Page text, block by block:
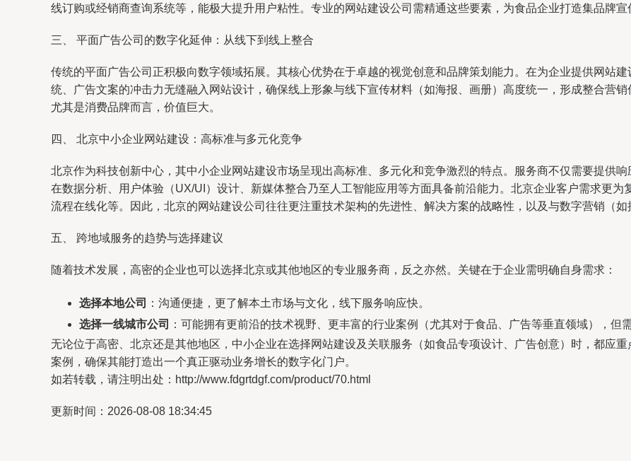
线订购或经销商查询系统等，能极大提升用户粘性。专业的网站建设公司需精通这些要素，为食品企业打造集品牌宣
三、 平面广告公司的数字化延伸：从线下到线上整合
传统的平面广告公司正积极向数字领域拓展。其核心优势在于卓越的视觉创意和品牌策划能力。在为企业提供网站
统、广告文案的冲击力无缝融入网站设计，确保线上形象与线下宣传材料（如海报、画册）高度统一，形成整合营
尤其是消费品牌而言，价值巨大。
四、 北京中小企业网站建设：高标准与多元化竞争
北京作为科技创新中心，其中小企业网站建设市场呈现出高标准、多元化和竞争激烈的特点。服务商不仅需要提供
在数据分析、用户体验（UX/UI）设计、新媒体整合乃至人工智能应用等方面具备前沿能力。北京企业客户需求更
流程在线化等。因此，北京的网站建设公司往往更注重技术架构的先进性、解决方案的战略性，以及与数字营销（如
五、 跨地域服务的趋势与选择建议
随着技术发展，高密的企业也可以选择北京或其他地区的专业服务商，反之亦然。关键在于企业需明确自身需求：
选择本地公司
：沟通便捷，更了解本土市场与文化，线下服务响应快。
选择一线城市公司
：可能拥有更前沿的技术视野、更丰富的行业案例（尤其对于食品、广告等垂直领域），但
无论位于高密、北京还是其他地区，中小企业在选择网站建设及关联服务（如食品专项设计、广告创意）时，都应
案例，确保其能打造出一个真正驱动业务增长的数字化门户。
如若转载，请注明出处：http://www.fdgrtdgf.com/product/70.html
更新时间：2026-08-08 18:34:45